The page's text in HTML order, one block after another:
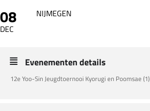
08
DEC
NIJMEGEN
Evenementen details
12e Yoo-Sin Jeugdtoernooi Kyorugi en Poomsae (1)